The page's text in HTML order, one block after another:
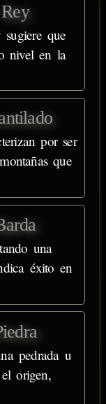
que
nivel en la
por ser
que
una
éxito en
pedrada u
origen,